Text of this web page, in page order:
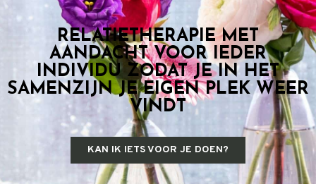
RELATIETHERAPIE MET
AANDACHT VOOR IEDER
INDIVIDU ZODAT JE IN HET
SAMENZIJN JE EIGEN PLEK WEER
VINDT
KAN IK IETS VOOR JE DOEN?